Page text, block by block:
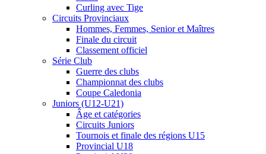
Curling avec Tige
Circuits Provinciaux
Hommes, Femmes, Senior et Maîtres
Finale du circuit
Classement officiel
Série Club
Guerre des clubs
Championnat des clubs
Coupe Caledonia
Juniors (U12-U21)
Âge et catégories
Circuits Juniors
Tournois et finale des régions U15
Provincial U18